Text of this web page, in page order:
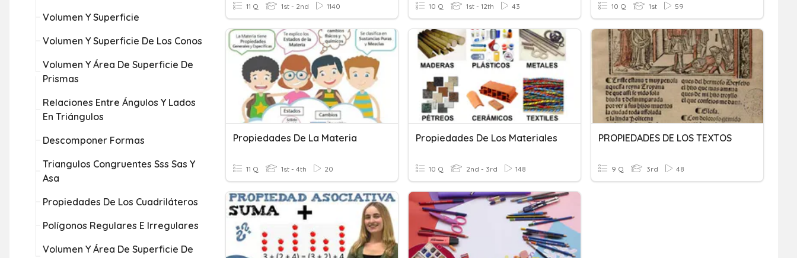
Volumen Y Superficie
Volumen Y Superficie De Los Conos
Volumen Y Área De Superficie De
Prismas
Relaciones Entre Ángulos Y Lados
En Triángulos
Descomponer Formas
Triangulos Congruentes Sss Sas Y
Asa
Propiedades De Los Cuadriláteros
Polígonos Regulares E Irregulares
Volumen Y Área De Superficie De
11 Q 1st - 2nd 1140 10 Q 1st - 12th 43 10 Q 1st 59
Propiedades De La Materia
11 Q 1st - 4th 20
Propiedades De Los Materiales
10 Q 2nd - 3rd 148
PROPIEDADES DE LOS TEXTOS
9 Q 3rd 48